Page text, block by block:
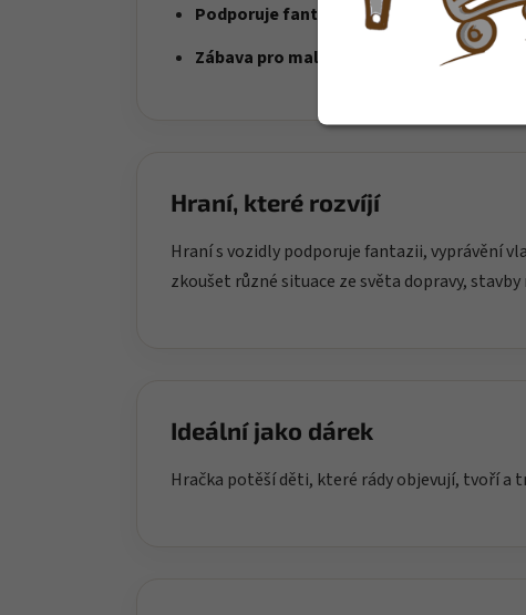
Podporuje fantazii
– hra na profese a
Zábava pro malé řidiče
– skvělá volba
Hraní, které rozvíjí
Hraní s vozidly podporuje fantazii, vyprávění
zkoušet různé situace ze světa dopravy,
Ideální jako dárek
Hračka potěší děti, které rády objevují, tvoří a